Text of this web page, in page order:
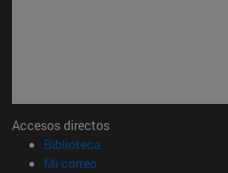
Accesos directos
Biblioteca
Mi correo(abre en nueva ventana)